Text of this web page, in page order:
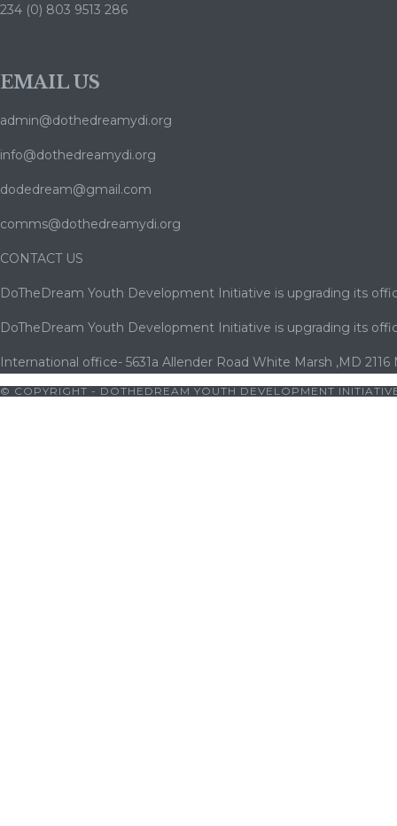
234 (0) 803 9513 286
EMAIL US
admin@dothedreamydi.org
info@dothedreamydi.org
dodedream@gmail.com
comms@dothedreamydi.org
CONTACT US
DoTheDream Youth Development Initiative is upgrading its
DoTheDream Youth Development Initiative is upgrading its
International office- 5631a Allender Road White Marsh ,MD
© COPYRIGHT - DOTHEDREAM YOUTH DEVELOPMENT